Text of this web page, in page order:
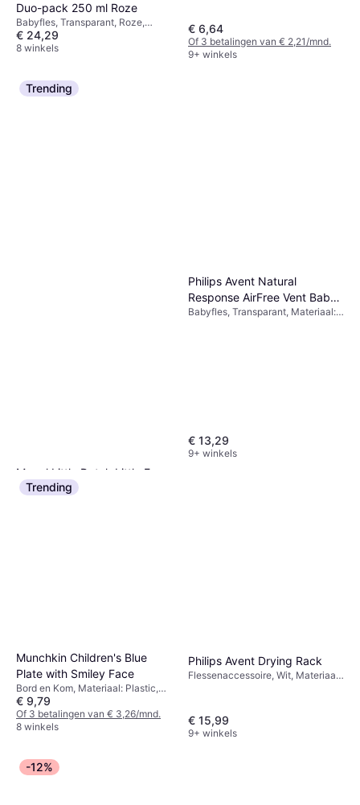
Duo-pack 250 ml Roze
Babyfles, Transparant, Roze,
Blauw, Bruin, Materiaal: Plastic,
Siliconen
€ 24,29
8 winkels
€ 6,64
Of 3 betalingen van € 2,21/mnd.
9+ winkels
Trending
Mepal Little Dutch Little Farm
Drinkfles
Philips Avent Natural
Response AirFree Vent Baby
Bottles 125ml 2-pack
Babyfles, Transparant, Materiaal:
€ 13,29
9+ winkels
Trending
Munchkin Children's Blue
Plate with Smiley Face
Bord en Kom, Materiaal: Plastic,
Siliconen
€ 9,79
Of 3 betalingen van € 3,26/mnd.
8 winkels
Philips Avent Drying Rack
Flessenaccessoire, Wit, Materiaal:
€ 15,99
9+ winkels
-12%